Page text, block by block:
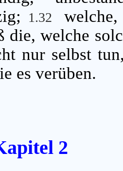
1.32
die, welche
nur selbst
es verüben.
2